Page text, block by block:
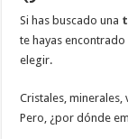
Si has buscado una
te hayas
elegir.
Cristales, minerales,
Pero, ¿por dónde